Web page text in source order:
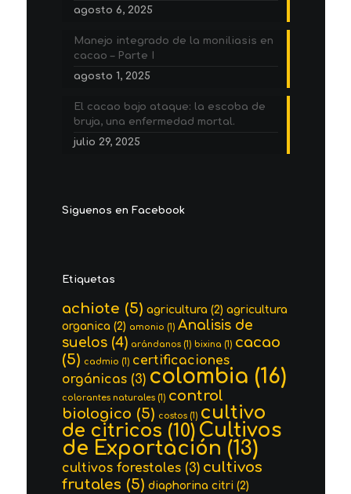
agosto 6, 2025
Manejo integrado de la moniliasis en
cacao – Parte I
agosto 1, 2025
El cacao bajo ataque: la escoba de
bruja, una enfermedad mortal.
julio 29, 2025
Siguenos en Facebook
Etiquetas
achiote (5) agricultura (2) agricultura
organica (2) amonio (1) Analisis de
suelos(4) arándanos(1) bixina (1) cacao
(5) cadmio (1) certificaciones
orgánicas(3) colombia (16)
colorantes naturales(1) control
biologico (5) costos(1) cultivo
de citricos (10) Cultivos
de Exportación (13)
cultivos forestales(3) cultivos
frutales (5) diaphorina citri (2)